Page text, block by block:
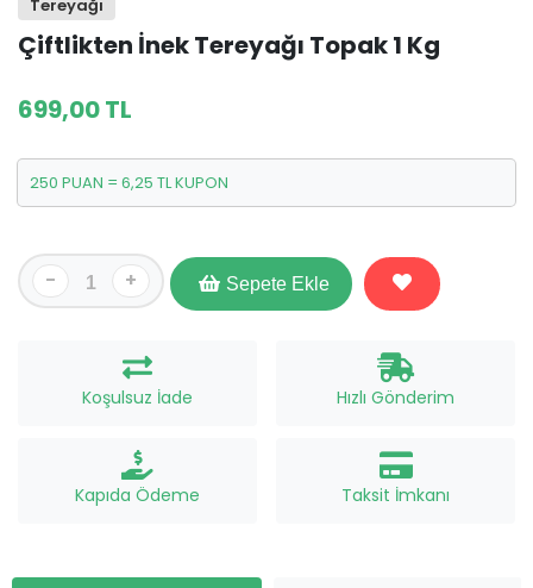
Tereyağı
Çiftlikten İnek Tereyağı Topak 1 Kg
699,00 TL
250 PUAN = 6,25 TL KUPON
- + Sepete Ekle
Koşulsuz İade Hızlı Gönderim
Kapıda Ödeme Taksit İmkanı